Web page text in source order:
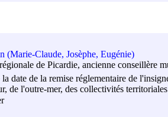
(Marie-Claude, Josèphe, Eugénie)
de Picardie, ancienne conseillère
date de la remise réglementaire de
de l'outre-mer, des collectivités